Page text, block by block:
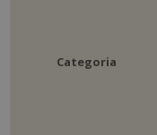
Categoria